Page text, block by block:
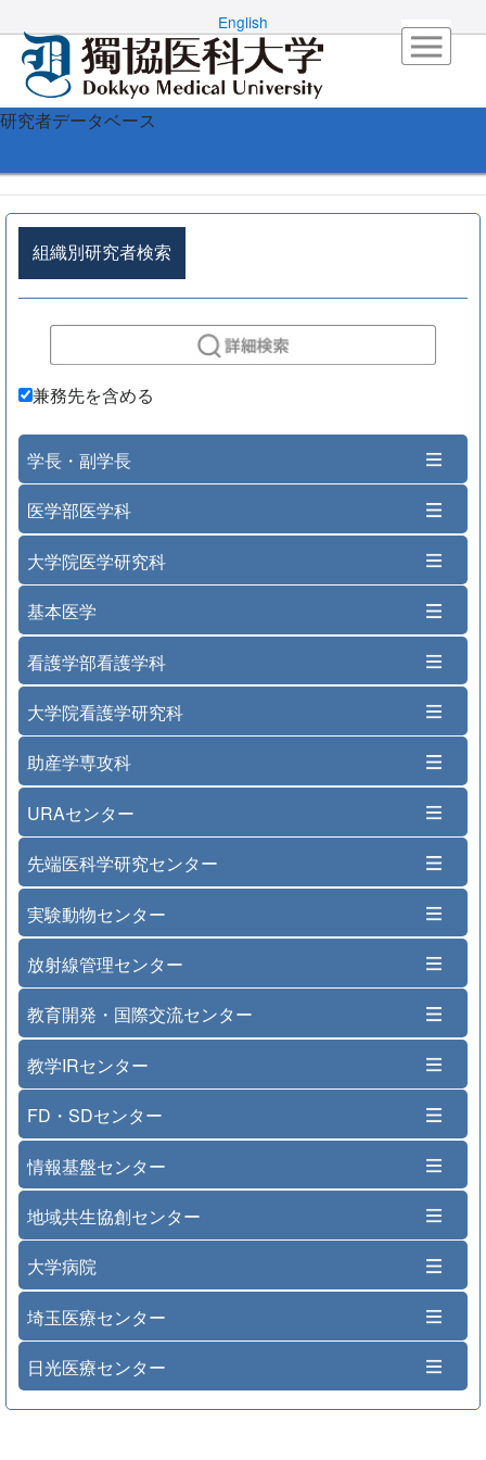
English
研究者データベース
組織別研究者検索
兼務先を含める
学長・副学長
医学部医学科
大学院医学研究科
基本医学
看護学部看護学科
大学院看護学研究科
助産学専攻科
URAセンター
先端医科学研究センター
実験動物センター
放射線管理センター
教育開発・国際交流センター
教学IRセンター
FD・SDセンター
情報基盤センター
地域共生協創センター
大学病院
埼玉医療センター
日光医療センター